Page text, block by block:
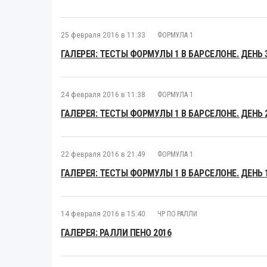
25 февраля 2016 в 11:33 ФОРМУЛА 1
ГАЛЕРЕЯ: ТЕСТЫ ФОРМУЛЫ 1 В БАРСЕЛОНЕ. ДЕНЬ
24 февраля 2016 в 11:38 ФОРМУЛА 1
ГАЛЕРЕЯ: ТЕСТЫ ФОРМУЛЫ 1 В БАРСЕЛОНЕ. ДЕНЬ
22 февраля 2016 в 21:49 ФОРМУЛА 1
ГАЛЕРЕЯ: ТЕСТЫ ФОРМУЛЫ 1 В БАРСЕЛОНЕ. ДЕНЬ
14 февраля 2016 в 15:40 ЧР ПО РАЛЛИ
ГАЛЕРЕЯ: РАЛЛИ ПЕНО 2016